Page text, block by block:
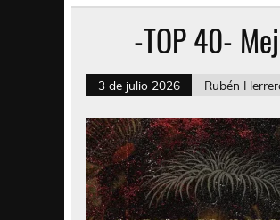
-TOP 40-
3 de julio 2026 Rubén